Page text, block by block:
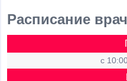
Расписание
c